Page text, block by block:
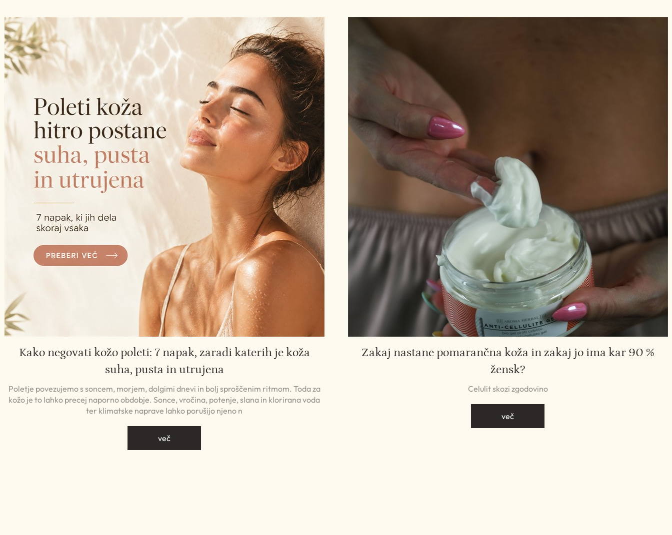
Kako negovati kožo poleti: 7 napak, zaradi katerih je koža
suha, pusta in utrujena
Poletje povezujemo s soncem, morjem, dolgimi dnevi in bolj sproščenim ritmom. Toda za
kožo je to lahko precej naporno obdobje. Sonce, vročina, potenje, slana in klorirana voda
ter klimatske naprave lahko porušijo njeno n
več
Zakaj nastane pomarančna koža in zakaj jo ima kar 90 %
žensk?
Celulit skozi zgodovino
več